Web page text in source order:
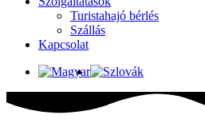
Turistahajó bérlés
Szállás
Kapcsolat